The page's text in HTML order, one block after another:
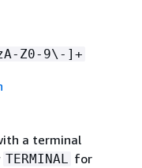
Z0-9\-]+
a terminal
TERMINAL for